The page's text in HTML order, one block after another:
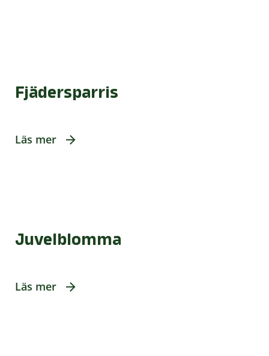
Fjädersparris
Läs mer
Juvelblomma
Läs mer